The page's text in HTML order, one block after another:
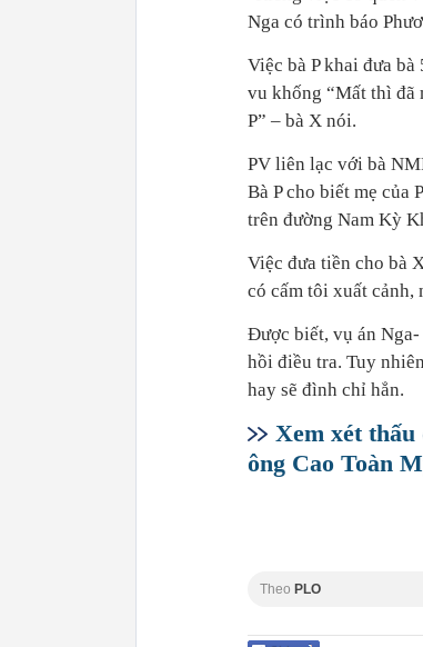
Nga có trình báo
Việc bà P khai đưa
vu khống “Mất thì đã
P” – bà X nói.
PV liên lạc với bà
Bà P cho biết mẹ của
trên đường Nam Kỳ
Việc đưa tiền cho bà
có cấm tôi xuất cảnh,
Được biết, vụ án
hồi điều tra. Tuy
hay sẽ đình chỉ hẳn.
Xem xét thấu
ông Cao Toàn
Theo PLO